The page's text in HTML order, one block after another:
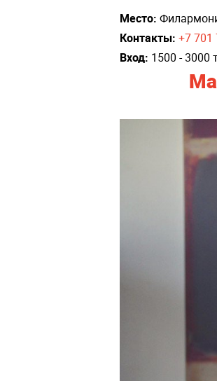
Место:
Контакты: +7 701
Вход: 1500 - 3000